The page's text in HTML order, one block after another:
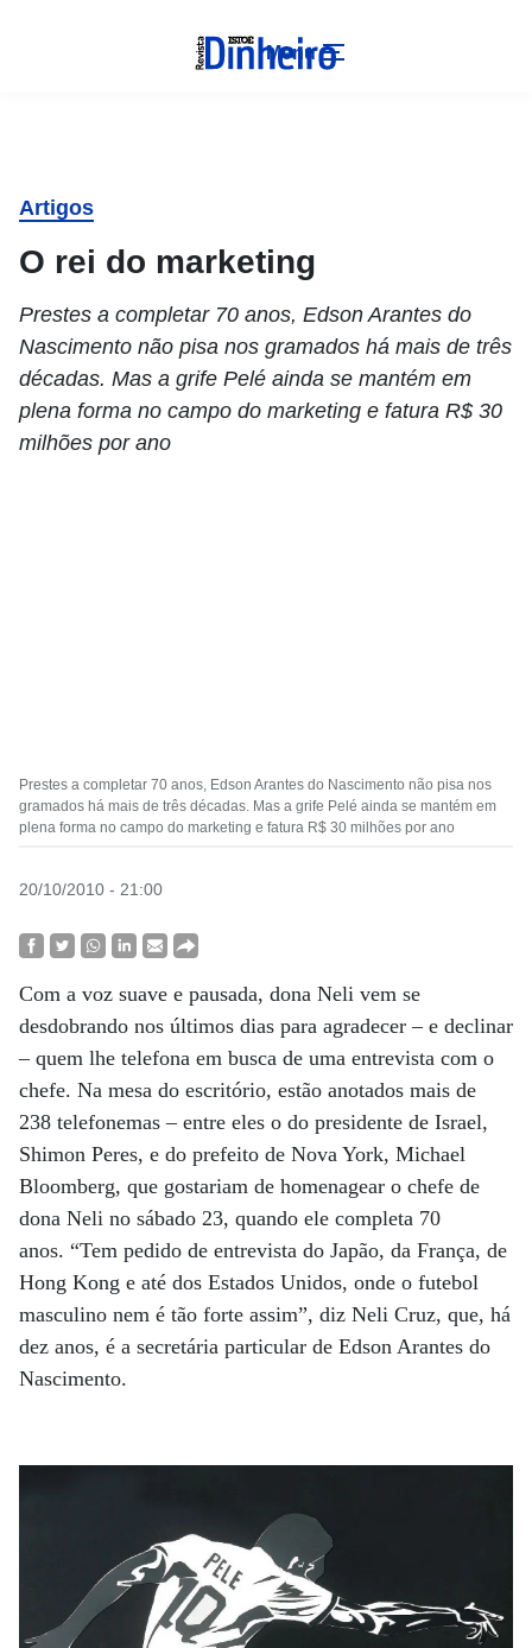
Menu
Artigos
O rei do marketing
Prestes a completar 70 anos, Edson Arantes do
Nascimento não pisa nos gramados há mais de três
décadas. Mas a grife Pelé ainda se mantém em
plena forma no campo do marketing e fatura R$ 30
milhões por ano
Prestes a completar 70 anos, Edson Arantes do Nascimento não pisa nos
gramados há mais de três décadas. Mas a grife Pelé ainda se mantém em
plena forma no campo do marketing e fatura R$ 30 milhões por ano
20/10/2010 - 21:00
Com a voz suave e pausada, dona Neli vem se
desdobrando nos últimos dias para agradecer – e declinar
– quem lhe telefona em busca de uma entrevista com o
chefe. Na mesa do escritório, estão anotados mais de
238 telefonemas – entre eles o do presidente de Israel,
Shimon Peres, e do prefeito de Nova York, Michael
Bloomberg, que gostariam de homenagear o chefe de
dona Neli no sábado 23, quando ele completa 70
anos. “Tem pedido de entrevista do Japão, da França, de
Hong Kong e até dos Estados Unidos, onde o futebol
masculino nem é tão forte assim”, diz Neli Cruz, que, há
dez anos, é a secretária particular de Edson Arantes do
Nascimento.